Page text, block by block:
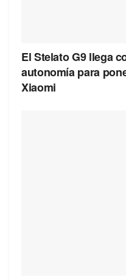
El Stelato G9 llega
autonomía para
Xiaomi